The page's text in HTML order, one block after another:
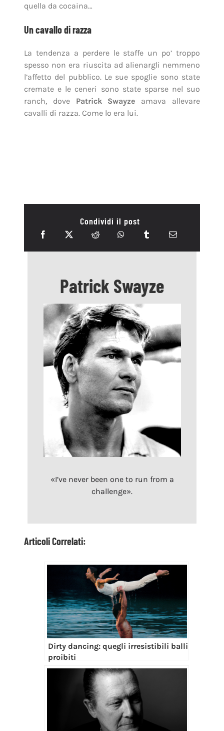
quella da cocaina…
Un cavallo di razza
La tendenza a perdere le staffe un po’ troppo
spesso non era riuscita ad alienargli nemmeno
l’affetto del pubblico. Le sue spoglie sono state
cremate e le ceneri sono state sparse nel suo
ranch, dove Patrick Swayze amava allevare
cavalli di razza. Come lo era lui.
Condividi il post
Patrick Swayze
«I’ve never been one to run from a
challenge».
Articoli Correlati:
Dirty dancing: quegli irresistibili balli
proibiti